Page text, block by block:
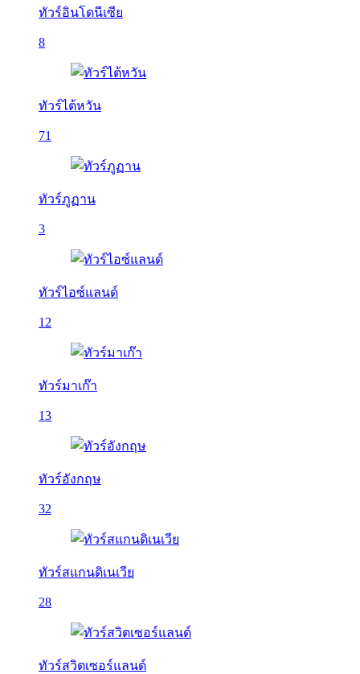
ทัวร์อินโดนีเซีย
8
ทัวร์ไต้หวัน
71
ทัวร์ภูฏาน
3
ทัวร์ไอซ์แลนด์
12
ทัวร์มาเก๊า
13
ทัวร์อังกฤษ
32
ทัวร์สแกนดิเนเวีย
28
ทัวร์สวิตเซอร์แลนด์